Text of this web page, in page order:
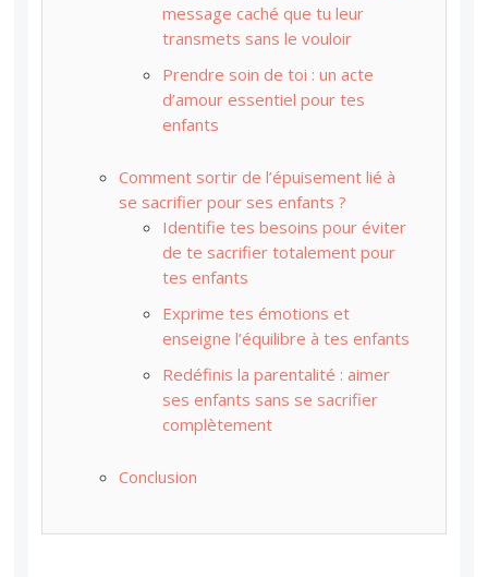
message caché que tu leur
transmets sans le vouloir
Prendre soin de toi : un acte
d’amour essentiel pour tes
enfants
Comment sortir de l’épuisement lié à
se sacrifier pour ses enfants ?
Identifie tes besoins pour éviter
de te sacrifier totalement pour
tes enfants
Exprime tes émotions et
enseigne l’équilibre à tes enfants
Redéfinis la parentalité : aimer
ses enfants sans se sacrifier
complètement
Conclusion